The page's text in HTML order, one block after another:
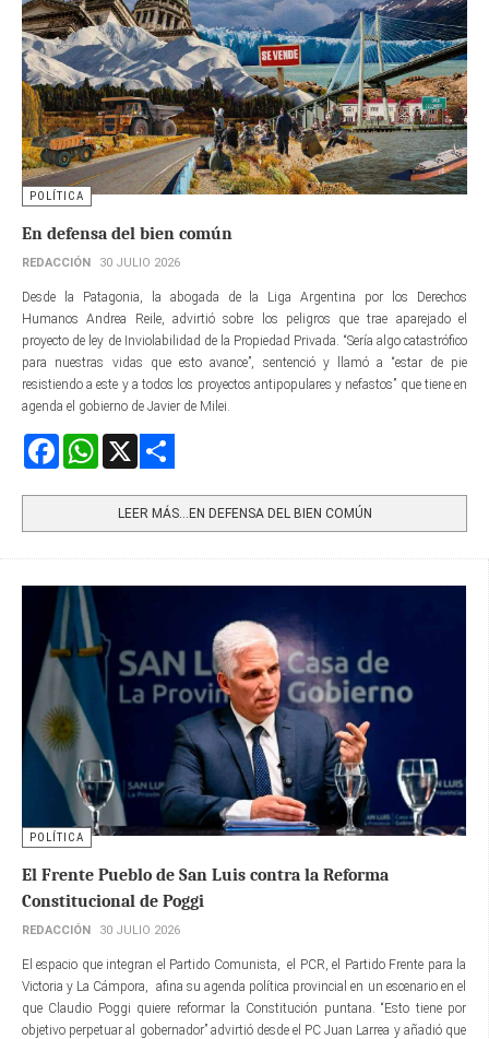
POLÍTICA
En defensa del bien común
REDACCIÓN 30 JULIO 2026
Desde la Patagonia, la abogada de la Liga Argentina por los Derechos
Humanos Andrea Reile, advirtió sobre los peligros que trae aparejado el
proyecto de ley de Inviolabilidad de la Propiedad Privada. “Sería algo catastrófico
para nuestras vidas que esto avance”, sentenció y llamó a “estar de pie
resistiendo a este y a todos los proyectos antipopulares y nefastos” que tiene en
agenda el gobierno de Javier de Milei.
FacebookWhatsApp
LEER MÁS…EN DEFENSA DEL BIEN COMÚN
POLÍTICA
El Frente Pueblo de San Luis contra la Reforma
Constitucional de Poggi
REDACCIÓN 30 JULIO 2026
El espacio que integran el Partido Comunista, el PCR, el Partido Frente para la
Victoria y La Cámpora, afina su agenda política provincial en un escenario en el
que Claudio Poggi quiere reformar la Constitución puntana. “Esto tiene por
objetivo perpetuar al gobernador” advirtió desde el PC Juan Larrea y añadió que